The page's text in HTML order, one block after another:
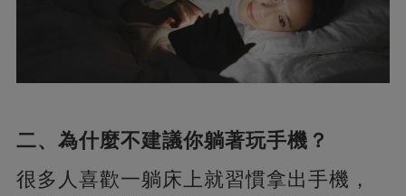
二、為什麼不建議你躺著玩手機？
很多人喜歡一躺床上就習慣拿出手機，